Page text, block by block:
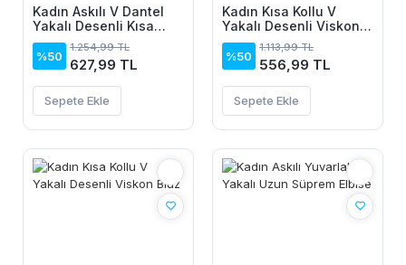
Kadın Askılı V Dantel
Yakalı Desenli Kısa
Elbise
%50
1.254,99 TL
627,99 TL
Sepete Ekle
Kadın Kısa Kollu V
Yakalı Desenli Viskon
Bluz
%50
1.113,99 TL
556,99 TL
Sepete Ekle